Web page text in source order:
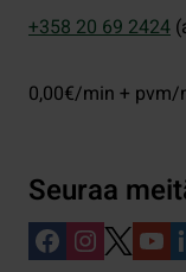
+358 20 69 2424
0,00€/min + pvm/
Seuraa